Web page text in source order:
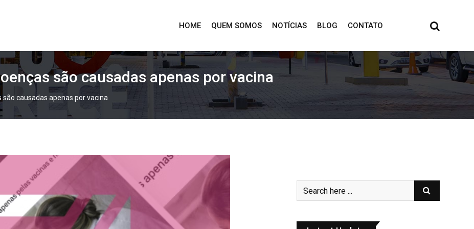
HOME QUEM SOMOS NOTÍCIAS BLOG CONTATO
são causadas apenas por vacina
causadas apenas por vacina